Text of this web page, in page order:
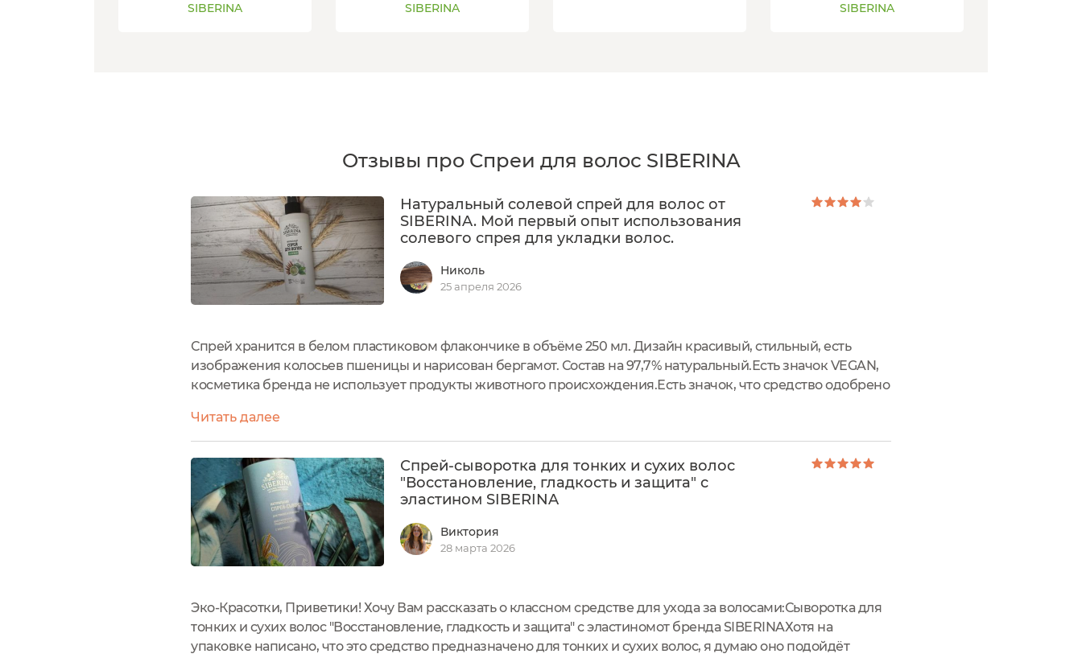
SIBERINA SIBERINA SIBERINA
Отзывы про Спреи для волос SIBERINA
Натуральный солевой спрей для волос от
SIBERINA. Мой первый опыт использования
солевого спрея для укладки волос.
Николь
25 апреля 2026
Спрей хранится в белом пластиковом флакончике в объёме 250 мл. Дизайн красивый, стильный, есть
изображения колосьев пшеницы и нарисован бергамот. Состав на 97,7% натуральный.Есть значок VEGAN,
косметика бренда не использует продукты животного происхождения.Есть значок, что средство одобрено
распылитель закрывается...
Читать далее
Спрей-сыворотка для тонких и сухих волос
"Восстановление, гладкость и защита" с
эластином SIBERINA
Виктория
28 марта 2026
Эко-Красотки, Приветики! Хочу Вам рассказать о классном средстве для ухода за волосами:Сыворотка для
тонких и сухих волос "Восстановление, гладкость и защита" с эластиномот бренда SIBERINAХотя на
упаковке написано, что это средство предназначено для тонких и сухих волос, я думаю оно подойдёт